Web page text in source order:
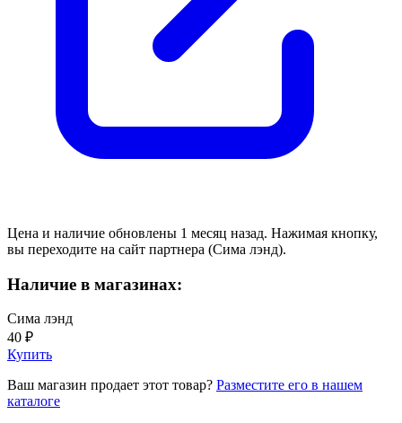
Цена и наличие обновлены 1 месяц назад. Нажимая кнопку,
вы переходите на сайт партнера (Сима лэнд).
Наличие в магазинах:
Сима лэнд
40 ₽
Купить
Ваш магазин продает этот товар? Разместите его в нашем
каталоге